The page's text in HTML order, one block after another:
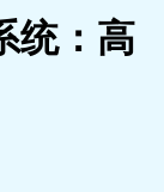
统：高